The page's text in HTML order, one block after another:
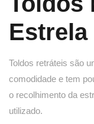
Estrela
Toldos retráteis são
comodidade e tem
o recolhimento da
utilizado.